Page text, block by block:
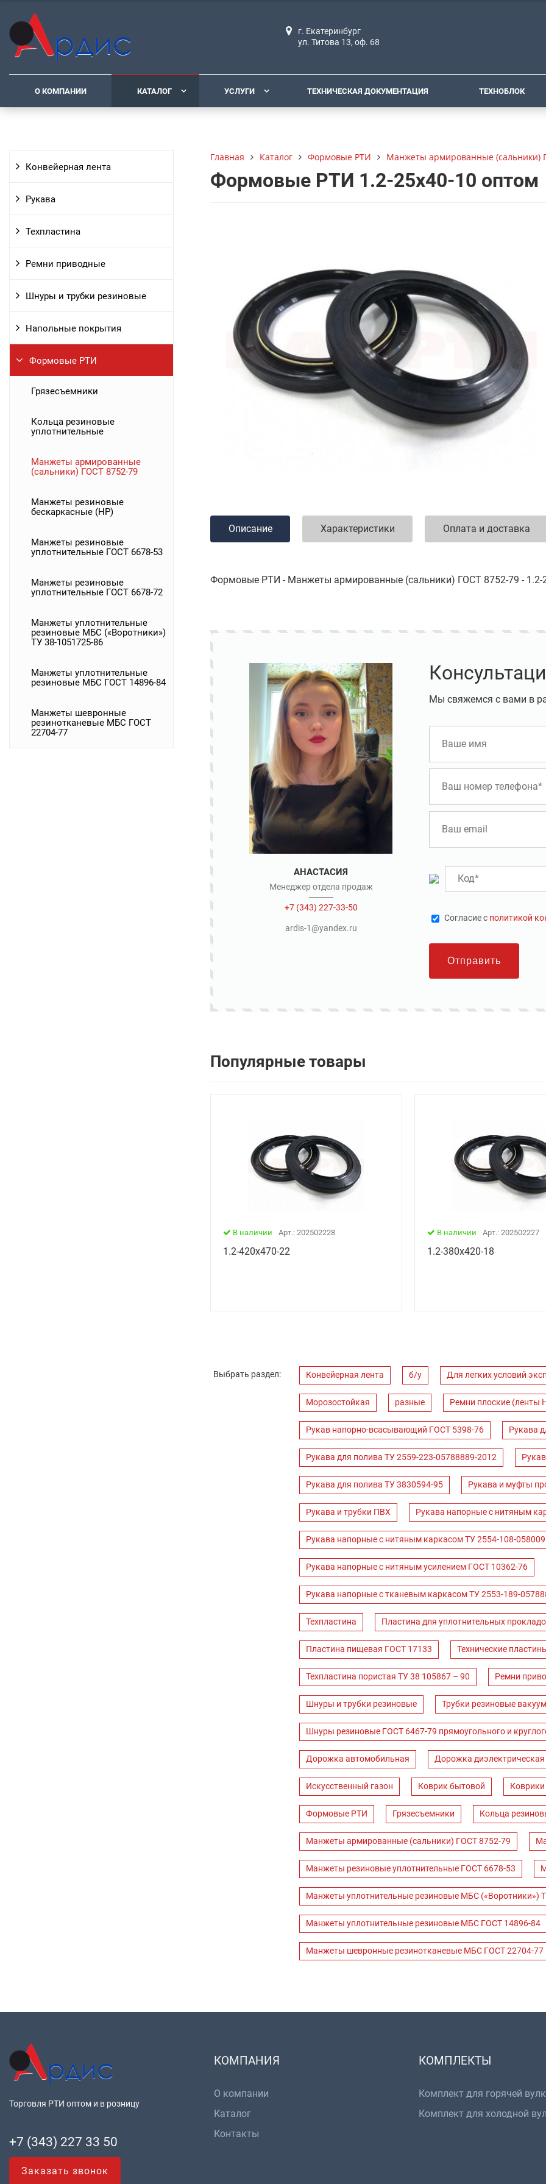
г. Екатеринбург
ул. Титова 13, оф. 68
О КОМПАНИИ КАТАЛОГ УСЛУГИ ТЕХНИЧЕСКАЯ ДОКУМЕНТАЦИЯ ТЕХНОБЛОК
Конвейерная лента
Рукава
Техпластина
Ремни приводные
Шнуры и трубки резиновые
Напольные покрытия
Формовые РТИ
Грязесъемники
Кольца резиновые
уплотнительные
Манжеты армированные
(сальники) ГОСТ 8752-79
Манжеты резиновые
бескаркасные (НР)
Манжеты резиновые
уплотнительные ГОСТ 6678-53
Манжеты резиновые
уплотнительные ГОСТ 6678-72
Манжеты уплотнительные
резиновые МБС («Воротники»)
ТУ 38-1051725-86
Манжеты уплотнительные
резиновые МБС ГОСТ 14896-84
Манжеты шевронные
резинотканевые МБС ГОСТ
22704-77
Главная Каталог Формовые РТИ Манжеты армированные (сальники)
Формовые РТИ 1.2-25х40-10 оптом
Описание Характеристики Оплата и доставка
Формовые РТИ - Манжеты армированные (сальники) ГОСТ 8752-79 - 1.2-
АНАСТАСИЯ
Менеджер отдела продаж
+7 (343) 227-33-50
ardis-1@yandex.ru
Мы свяжемся с вами в
Cогласие с политикой
Отправить
Популярные товары
В наличии Арт.: 202502228
1.2-420х470-22
В наличии Арт.: 202502227
1.2-380х420-18
Выбрать раздел: Конвейерная лента б/у Для легких условий
Морозостойкая разные Ремни плоские (ленты
Рукав напорно-всасывающий ГОСТ 5398-76 Рукава
Рукава для полива ТУ 2559-223-05788889-2012
Рукава для полива ТУ 3830594-95 Рукава и муфты
Рукава и трубки ПВХ Рукава напорные с нитяным
Рукава напорные с нитяным каркасом ТУ 2554-108-
Рукава напорные с нитяным усилением ГОСТ 10362-76
Рукава напорные с тканевым каркасом ТУ 2553-189-
Техпластина Пластина для уплотнительных
Пластина пищевая ГОСТ 17133 Технические
Техпластина пористая ТУ 38 105867 – 90 Ремни
Шнуры и трубки резиновые Трубки резиновые
Шнуры резиновые ГОСТ 6467-79 прямоугольного и
Дорожка автомобильная Дорожка диэлектрическая
Искусственный газон Коврик бытовой Коврики
Формовые РТИ Грязесъемники Кольца
Манжеты армированные (сальники) ГОСТ 8752-79
Манжеты резиновые уплотнительные ГОСТ 6678-53
Манжеты уплотнительные резиновые МБС («Воротники»)
Манжеты уплотнительные резиновые МБС ГОСТ 14896-84
Манжеты шевронные резинотканевые МБС ГОСТ 22704-77
Торговля РТИ оптом и в розницу
+7 (343) 227 33 50
Заказать звонок
КОМПАНИЯ
О компании
Каталог
Контакты
КОМПЛЕКТЫ
Комплект для горячей
Комплект для холодной